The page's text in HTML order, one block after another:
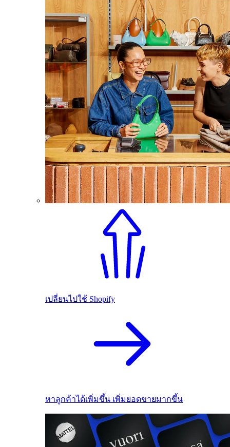
เปลี่ยนไปใช้ Shopify
หาลูกค้าได้เพิ่มขึ้น เพิ่มยอดขายมากขึ้น